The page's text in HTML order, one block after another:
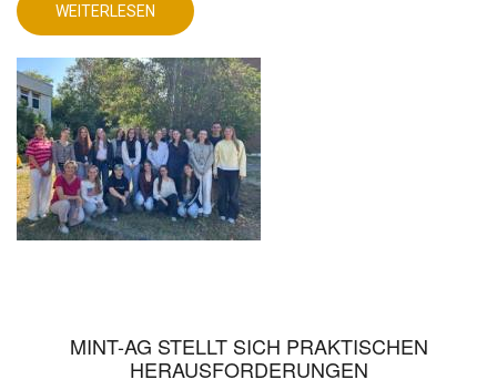
WEITERLESEN
ÜBER
DEUTSCHUNTERRICHT
AKTUELLEM
DIGITALEN
PRODUKT!
MINT-AG STELLT SICH PRAKTISCHEN
HERAUSFORDERUNGEN